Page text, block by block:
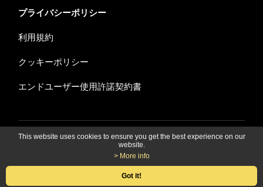
プライバシーポリシー
利用規約
クッキーポリシー
エンドユーザー使用許諾契約書
LINE Games 株式会社
© LINE Games Corporation. All Rights Reserved.
This website uses cookies to ensure you get the best experience on our
website.
> More info
Got it!